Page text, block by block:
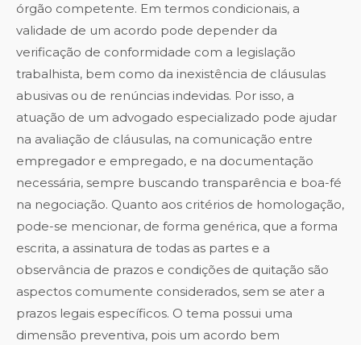
órgão competente. Em termos condicionais, a
validade de um acordo pode depender da
verificação de conformidade com a legislação
trabalhista, bem como da inexistência de cláusulas
abusivas ou de renúncias indevidas. Por isso, a
atuação de um advogado especializado pode ajudar
na avaliação de cláusulas, na comunicação entre
empregador e empregado, e na documentação
necessária, sempre buscando transparência e boa-fé
na negociação. Quanto aos critérios de homologação,
pode-se mencionar, de forma genérica, que a forma
escrita, a assinatura de todas as partes e a
observância de prazos e condições de quitação são
aspectos comumente considerados, sem se ater a
prazos legais específicos. O tema possui uma
dimensão preventiva, pois um acordo bem